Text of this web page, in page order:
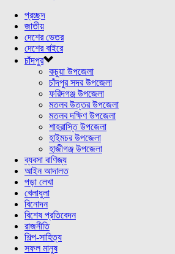
প্রচ্ছদ
জাতীয়
দেশের ভেতর
দেশের বাইরে
চাঁদপুর
কচুয়া উপজেলা
চাঁদপুর সদর উপজেলা
ফরিদগঞ্জ উপজেলা
মতলব উত্তর উপজেলা
মতলব দক্ষিণ উপজেলা
শাহরাস্তি উপজেলা
হাইমচর উপজেলা
হাজীগঞ্জ উপজেলা
ব্যবসা বাণিজ্য
আইন আদালত
পড়া লেখা
খেলাধুলা
বিনোদন
বিশেষ প্রতিবেদন
রাজনীতি
শিল্প-সাহিত্য
সফল মানুষ